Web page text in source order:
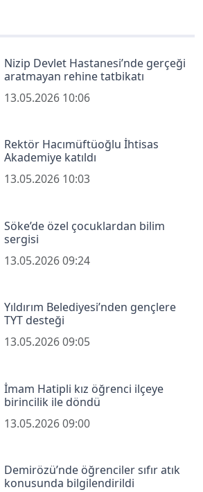
Nizip Devlet Hastanesi’nde gerçeği
aratmayan rehine tatbikatı
13.05.2026 10:06
Rektör Hacımüftüoğlu İhtisas
Akademiye katıldı
13.05.2026 10:03
Söke’de özel çocuklardan bilim
sergisi
13.05.2026 09:24
Yıldırım Belediyesi’nden gençlere
TYT desteği
13.05.2026 09:05
İmam Hatipli kız öğrenci ilçeye
birincilik ile döndü
13.05.2026 09:00
Demirözü’nde öğrenciler sıfır atık
konusunda bilgilendirildi